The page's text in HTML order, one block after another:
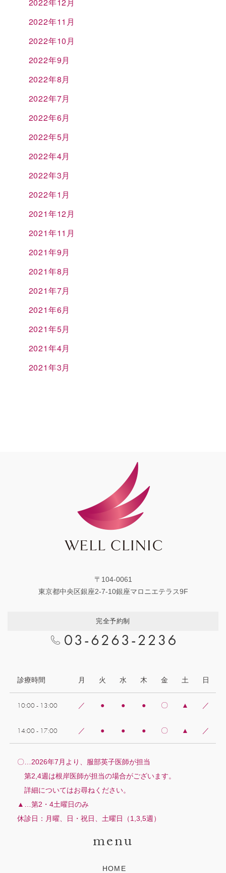
2022年12月
2022年11月
2022年10月
2022年9月
2022年8月
2022年7月
2022年6月
2022年5月
2022年4月
2022年3月
2022年1月
2021年12月
2021年11月
2021年9月
2021年8月
2021年7月
2021年6月
2021年5月
2021年4月
2021年3月
〒104-0061
東京都中央区銀座2-7-10銀座マロニエテラス9F
完全予約制
診療時間 月 火 水 木 金 土 日
10:00 - 13:00 ／ ● ● ● 〇 ▲ ／
14:00 - 17:00 ／ ● ● ● 〇 ▲ ／
〇…2026年7月より、服部英子医師が担当
第2,4週は根岸医師が担当の場合がございます。
詳細についてはお尋ねください。
▲…第2・4土曜日のみ
休診日：月曜、日・祝日、土曜日（1,3,5週）
menu
HOME